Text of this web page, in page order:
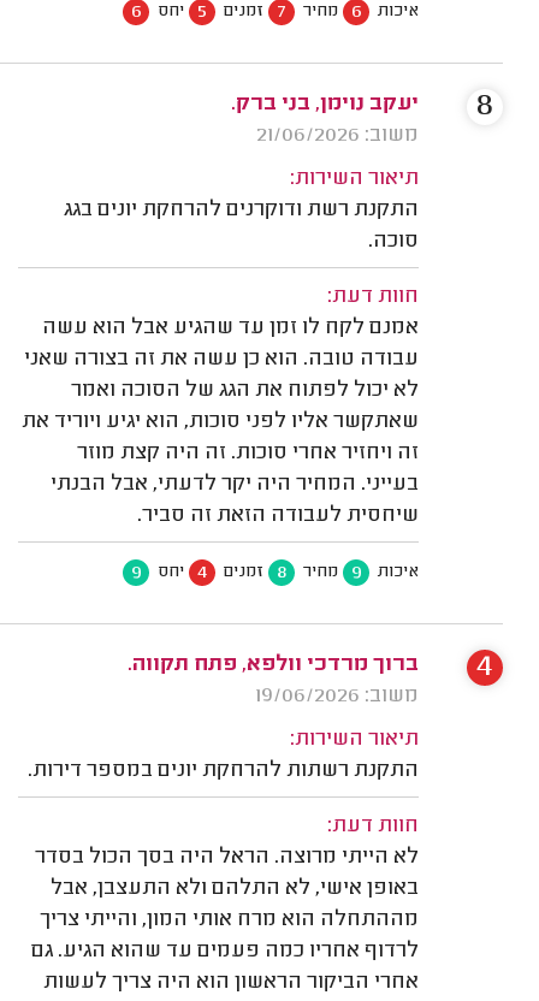
איכות 6 מחיר 7 זמנים 5 יחס 6
יעקב נוימן, בני ברק.
משוב: 21/06/2026
תיאור השירות:
התקנת רשת ודוקרנים להרחקת יונים בגג
סוכה.
חוות דעת:
אמנם לקח לו זמן עד שהגיע אבל הוא עשה
עבודה טובה. הוא כן עשה את זה בצורה שאני
לא יכול לפתוח את הגג של הסוכה ואמר
שאתקשר אליו לפני סוכות, הוא יגיע ויוריד את
זה ויחזיר אחרי סוכות. זה היה קצת מוזר
בעייני. המחיר היה יקר לדעתי, אבל הבנתי
שיחסית לעבודה הזאת זה סביר.
איכות 9 מחיר 8 זמנים 4 יחס 9
8
ברוך מרדכי וולפא, פתח תקווה.
משוב: 19/06/2026
תיאור השירות:
התקנת רשתות להרחקת יונים במספר דירות.
חוות דעת:
לא הייתי מרוצה. הראל היה בסך הכול בסדר
באופן אישי, לא התלהם ולא התעצבן, אבל
מההתחלה הוא מרח אותי המון, והייתי צריך
לרדוף אחריו כמה פעמים עד שהוא הגיע. גם
אחרי הביקור הראשון הוא היה צריך לעשות
4